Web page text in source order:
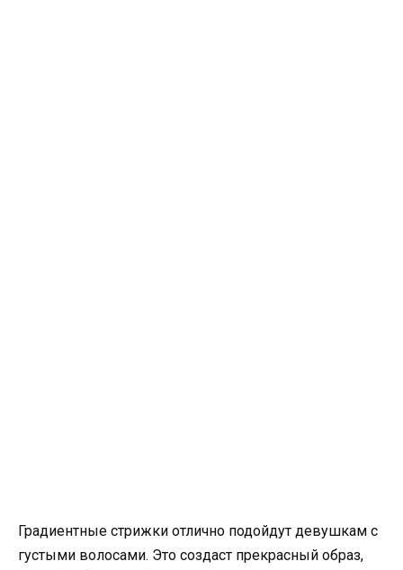
Градиентные стрижки отлично подойдут девушкам с
густыми волосами. Это создаст прекрасный образ,